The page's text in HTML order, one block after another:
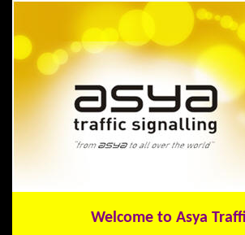
Welcome to Asya Traffic